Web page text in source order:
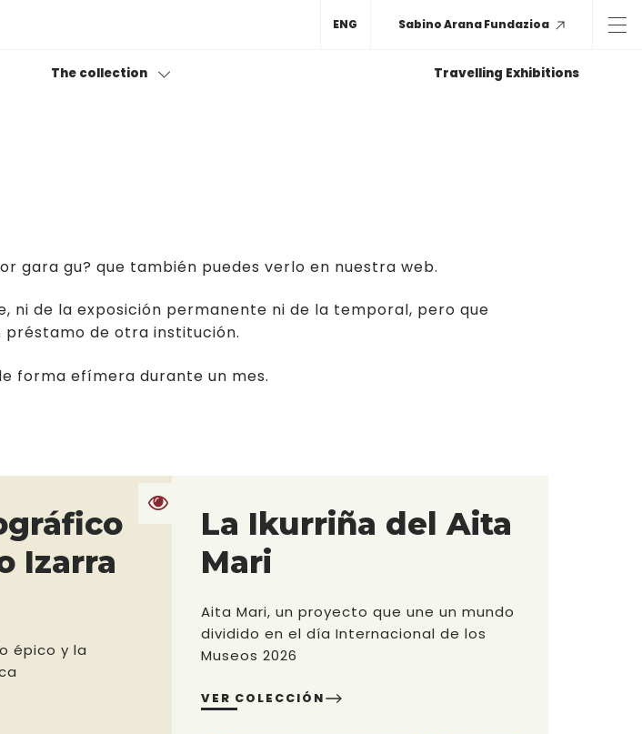
The collection
Museotik
Travelling Exhibitions
ENG Sabino Arana Fundazioa
gara gu? que también puedes verlo en nuestra web.
ni de la exposición permanente ni de la temporal, pero que
préstamo de otra institución.
forma efímera durante un mes.
Izarra
épico y la
La Ikurriña del Aita
Mari
Aita Mari, un proyecto que une un mundo
dividido en el día Internacional de los
Museos 2026
VER COLECCIÓN